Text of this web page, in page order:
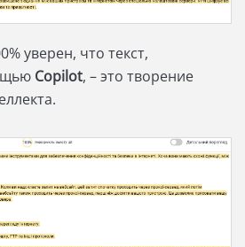
уверен, что текст,
Copilot, – это творение